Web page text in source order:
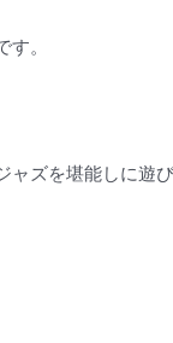
。
ズを堪能しに遊